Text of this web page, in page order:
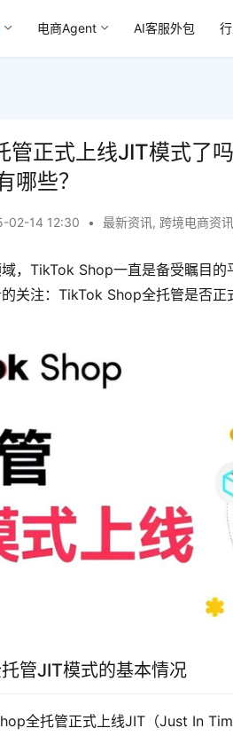
电商Agent AI客服外包
管正式上线JIT模式了
哪些？
02-14 12:30 • 最新资讯, 跨境电商资讯
，TikTok Shop一直是备受瞩目
关注：TikTok Shop全托管是否正
管JIT模式的基本情况
全托管正式上线JIT（Just In